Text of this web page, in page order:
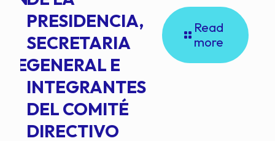
PRESIDENCIA,
SECRETARIA
GENERAL E
INTEGRANTES
DEL COMITÉ
DIRECTIVO
Read
more